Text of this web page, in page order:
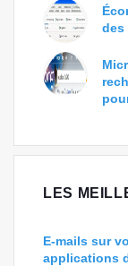
des
LES
E-mails sur
applications